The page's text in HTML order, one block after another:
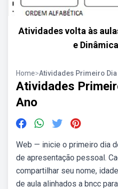
Atividades volta às
e
Home>Atividades Primeiro Dia
Atividades
Ano
Web — inicie o primeiro dia
de apresentação pessoal.
compartilhar seu nome,
de aula alinhados a bncc